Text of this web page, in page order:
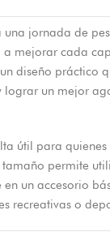
jornada de
mejorar cada
diseño práctico
lograr un mejor
útil para
permite
un accesorio
recreativas o